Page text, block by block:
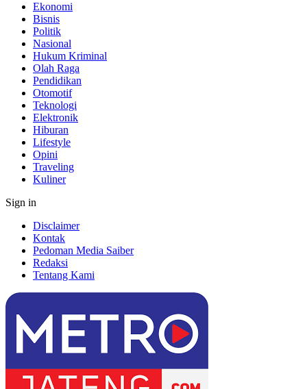
Ekonomi
Bisnis
Politik
Nasional
Hukum Kriminal
Olah Raga
Pendidikan
Otomotif
Teknologi
Elektronik
Hiburan
Lifestyle
Opini
Traveling
Kuliner
Sign in
Disclaimer
Kontak
Pedoman Media Saiber
Redaksi
Tentang Kami